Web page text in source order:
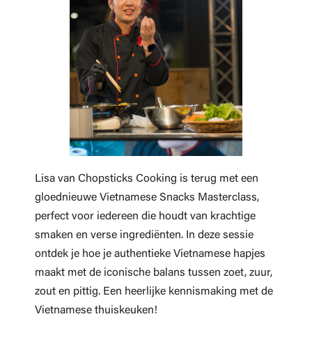
Lisa van Chopsticks Cooking is terug met een
gloednieuwe Vietnamese Snacks Masterclass,
perfect voor iedereen die houdt van krachtige
smaken en verse ingrediënten. In deze sessie
ontdek je hoe je authentieke Vietnamese hapjes
maakt met de iconische balans tussen zoet, zuur,
zout en pittig. Een heerlijke kennismaking met de
Vietnamese thuiskeuken!